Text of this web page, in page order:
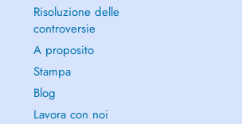
Risoluzione delle
controversie
A proposito
Stampa
Blog
Lavora con noi